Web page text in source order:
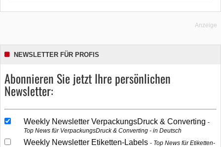
Anzeige
NEWSLETTER FÜR PROFIS
Abonnieren Sie jetzt Ihre persönlichen
Newsletter:
Weekly Newsletter VerpackungsDruck & Converting
Top News für VerpackungsDruck & Converting - in Deutsch
Weekly Newsletter Etiketten-Labels
Top News für Etiketten-